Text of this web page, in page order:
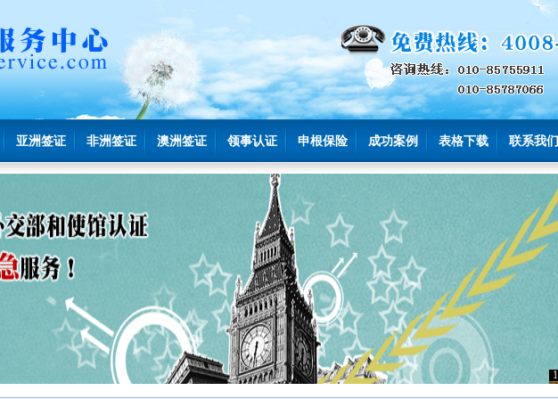
亚洲签证 非洲签证 澳洲签证 领事认证 申根保险 成功案例 表格下载 联系我们
1